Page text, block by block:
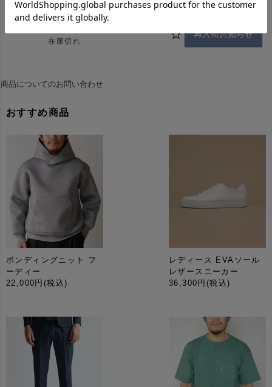
残りわずか
在庫切れ
再入荷お知らせ
商品についてのお問い合わせ
おすすめ商品
ボンディングニット フ
ーディー
22,000円 (税込)
レディース EVAソール
レザースニーカー
36,300円 (税込)